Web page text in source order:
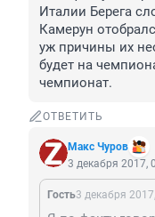
Италии Берега
Камерун
уж причины их
будет на
чемпионат.
ОТВЕТИТЬ
Макс Чуров
3 декабря 2017,
Гость3 декабря